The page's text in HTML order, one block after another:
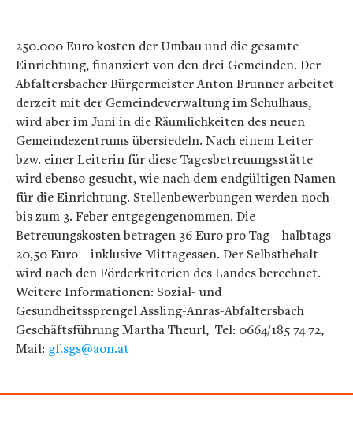
250.000 Euro kosten der Umbau und die gesamte
Einrichtung, finanziert von den drei Gemeinden. Der
Abfaltersbacher Bürgermeister Anton Brunner arbeitet
derzeit mit der Gemeindeverwaltung im Schulhaus,
wird aber im Juni in die Räumlichkeiten des neuen
Gemeindezentrums übersiedeln. Nach einem Leiter
bzw. einer Leiterin für diese Tagesbetreuungsstätte
wird ebenso gesucht, wie nach dem endgültigen Namen
für die Einrichtung. Stellenbewerbungen werden noch
bis zum 3. Feber entgegengenommen. Die
Betreuungskosten betragen 36 Euro pro Tag – halbtags
20,50 Euro – inklusive Mittagessen. Der Selbstbehalt
wird nach den Förderkriterien des Landes berechnet.
Weitere Informationen: Sozial- und
Gesundheitssprengel Assling-Anras-Abfaltersbach
Geschäftsführung Martha Theurl, Tel: 0664/185 74 72,
Mail: gf.sgs@aon.at